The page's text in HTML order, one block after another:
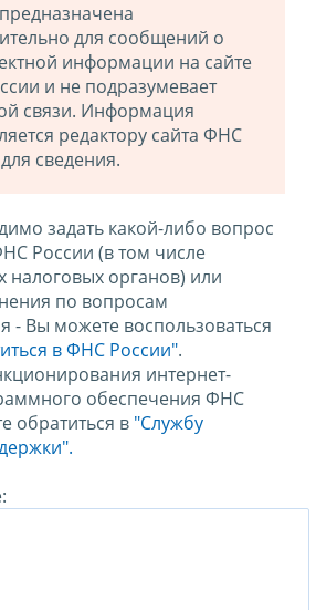
для сообщений о
информации на сайте
и не подразумевает
связи. Информация
редактору сайта ФНС
сведения.
задать какой-либо вопрос
России (в том числе
налоговых органов) или
по вопросам
- Вы можете воспользоваться
в ФНС России".
интернет-
обеспечения ФНС
обратиться в "Службу